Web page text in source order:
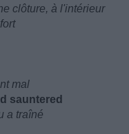
clôture, à l'intérieur
mal
sauntered
a traîné